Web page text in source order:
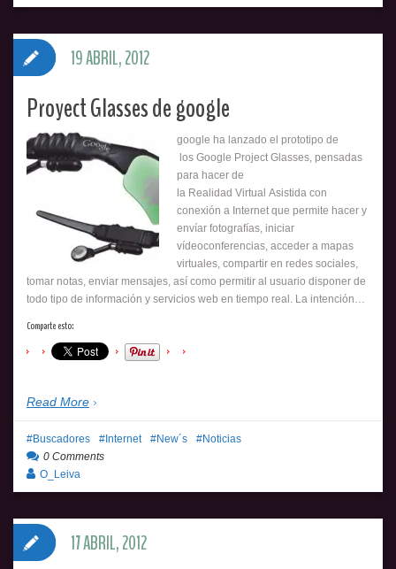
Proyect Glasses de google
google ha lanzado el prototipo de
los Google Project Glasses, pensadas
para hacer de
la Realidad Virtual Asistida con
conexión a Internet que permite hacer y
envíar fotografías, iniciar
vídeoconferencias, acceder a mapas
virtuales, compartir en redes sociales,
tomar notas, enviar mensajes, así como permitir al usuario disponer de
todo tipo de información y servicios web en tiempo real. La intención…
Comparte esto:
Read More
19 ABRIL, 2012
Buscadores Internet New´s
Noticias
0 Comments
O_Leiva
17 ABRIL, 2012